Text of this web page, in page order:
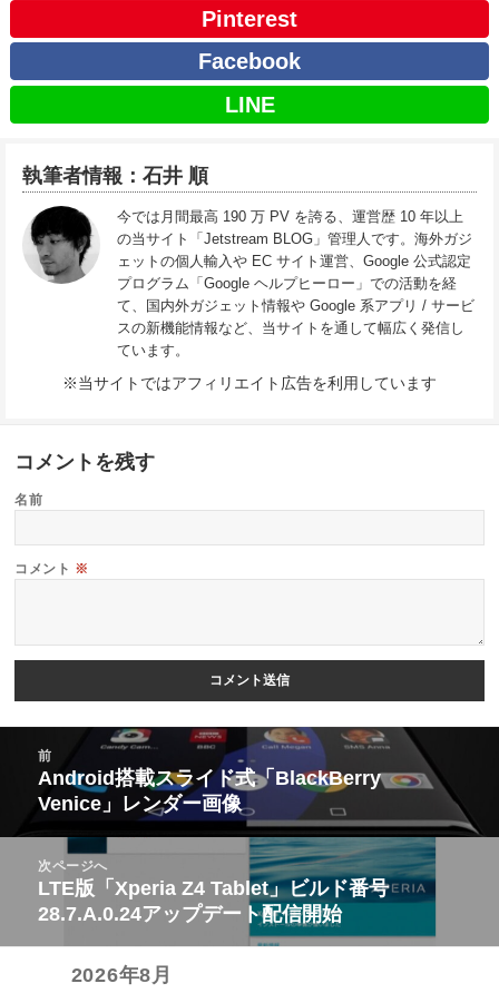
Pinterest
Facebook
LINE
執筆者情報：石井 順
今では月間最高 190 万 PV を誇る、運営歴 10 年以上
の当サイト「Jetstream BLOG」管理人です。海外ガジ
ェットの個人輸入や EC サイト運営、Google 公式認定
プログラム「Google ヘルプヒーロー」での活動を経
て、国内外ガジェット情報や Google 系アプリ / サービ
スの新機能情報など、当サイトを通して幅広く発信し
ています。
※当サイトではアフィリエイト広告を利用しています
コメントを残す
名前
コメント ※
ビ
前
前
の
投
稿:
Android搭載スライド式「BlackBerry
Venice」レンダー画像
次ページへ
次
の
投
LTE版「Xperia Z4 Tablet」ビルド番号
28.7.A.0.24アップデート配信開始
2026年8月